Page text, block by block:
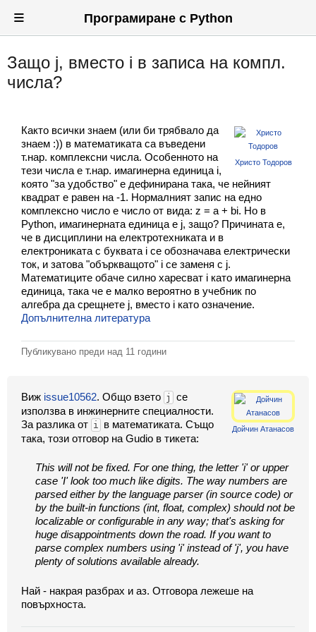
Вход
Регистрация
Материали
Задачи
Предизвикателства
Хитринки
Форуми
Потребители
Класация
Екип
≡ Програмиране с Python
Защо j, вместо i в записа на компл.
числа?
Христо Тодоров
Както всички знаем (или би трябвало да
знаем :)) в математиката са въведени
т.нар. комплексни числа. Особенното на
тези числа е т.нар. имагинерна единица i,
която "за удобство" е дефинирана така, че нейният
квадрат е равен на -1. Нормалният запис на едно
комплексно число е число от вида: z = a + bi. Но в
Python, имагинерната единица е j, защо? Причината е,
че в дисциплини на електротехниката и в
електрониката с буквата i се обозначава електрически
ток, и затова "объркващото" i се заменя с j.
Математиците обаче силно харесват i като имагинерна
единица, така че е малко вероятно в учебник по
алгебра да срещнете j, вместо i като означение.
Допълнителна литература
Публикувано преди над 11 години
Дойчин Атанасов
Виж issue10562. Общо взето j
се
използва в инжинерните специалности.
За разлика от i
в математиката. Също
така, този отговор на Gudio в тикета:
This will not be fixed. For one thing, the letter 'i' or upper
case 'I' look too much like digits. The way numbers are
parsed either by the language parser (in source code) or
by the built-in functions (int, float, complex) should not be
localizable or configurable in any way; that's asking for
huge disappointments down the road. If you want to
parse complex numbers using 'i' instead of 'j', you have
plenty of solutions available already.
Най - накрая разбрах и аз. Отговора лежеше на
повърхноста.